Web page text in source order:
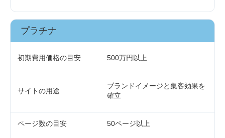
プラチナ
初期費用価格の目安 500万円以上
サイトの用途
ブランドイメージと集客効果を
確立
ページ数の目安 50ページ以上